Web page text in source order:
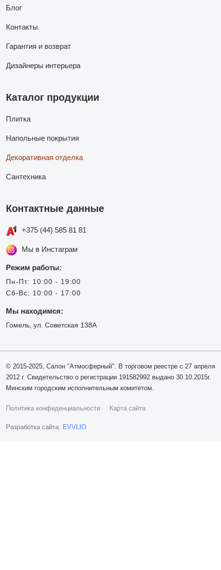
Блог
Контакты
Гарантия и возврат
Дизайнеры интерьера
Каталог продукции
Плитка
Напольные покрытия
Декоративная отделка
Сантехника
Контактные данные
+375 (44) 585 81 81
Мы в Инстаграм
Режим работы:
Пн-Пт: 10:00 - 19:00
Сб-Вс: 10:00 - 17:00
Мы находимся:
Гомель, ул. Советская 138А
© 2015-2025, Салон "Атмосферный". В торговом реестре с 27 апреля
2012 г. Свидетельство о регистрации 191582992 выдано 30.10.2015г.
Минским городским исполнительным комитетом.
Политика конфиденциальности Карта сайта
Разработка сайта: EVVLIO